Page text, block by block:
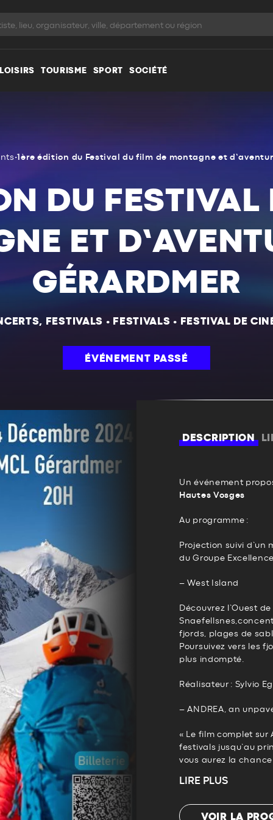
LOISIRS TOURISME SPORT SOCIÉTÉ
•1ère édition du Festival du film de montagne et
DU
ET
GÉRARDMER
FESTIVALS • FESTIVALS • FESTIVAL DE
ÉVÉNEMENT PASSÉ
DESCRIPTION
Un événement
Hautes Vosges
Au programme :
Projection suivi d’un
du Groupe
– West Island
Découvrez l’Ouest
fjords, plages de
Poursuivez vers les
plus indompté.
Réalisateur : Sylvio
– ANDREA, an
« Le film complet
festivals jusqu’au
vous aurez la
LIRE PLUS
VOIR LA